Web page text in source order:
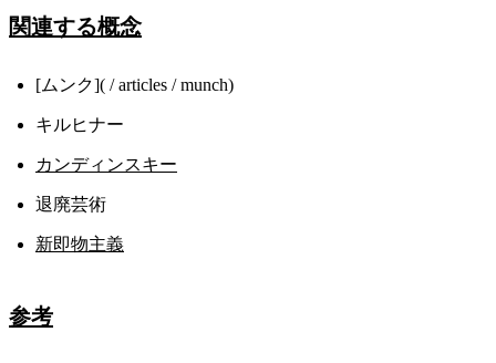
関連する概念
[ムンク]( / articles / munch)
キルヒナー
カンディンスキー
退廃芸術
新即物主義
参考